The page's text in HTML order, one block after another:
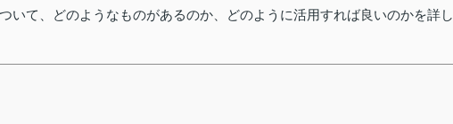
いて、どのようなものがあるのか、どのように活用すれば良いのかを詳し